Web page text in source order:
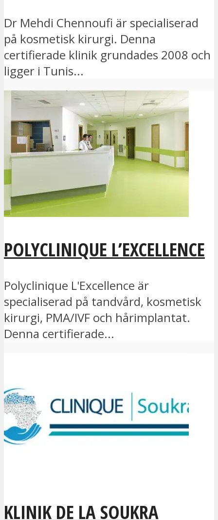
Dr Mehdi Chennoufi är specialiserad
på kosmetisk kirurgi. Denna
certifierade klinik grundades 2008 och
ligger i Tunis...
POLYCLINIQUE L’EXCELLENCE
Polyclinique L'Excellence är
specialiserad på tandvård, kosmetisk
kirurgi, PMA/IVF och hårimplantat.
Denna certifierade...
KLINIK DE LA SOUKRA